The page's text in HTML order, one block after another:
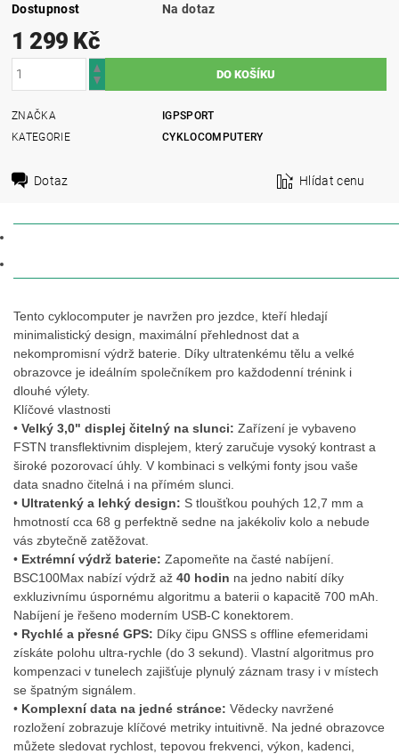
Dostupnost Na dotaz
1 299 Kč
ZNAČKA
IGPSPORT
KATEGORIE
CYKLOCOMPUTERY
Dotaz Hlídat cenu
Tento cyklocomputer je navržen pro jezdce, kteří hledají
minimalistický design, maximální přehlednost dat a
nekompromisní výdrž baterie. Díky ultratenkému tělu a velké
obrazovce je ideálním společníkem pro každodenní trénink i
dlouhé výlety.
Klíčové vlastnosti
• Velký 3,0" displej čitelný na slunci: Zařízení je vybaveno
FSTN transflektivnim displejem, který zaručuje vysoký kontrast a
široké pozorovací úhly. V kombinaci s velkými fonty jsou vaše
data snadno čitelná i na přímém slunci.
• Ultratenký a lehký design: S tloušťkou pouhých 12,7 mm a
hmotností cca 68 g perfektně sedne na jakékoliv kolo a nebude
vás zbytečně zatěžovat
• Extrémní výdrž baterie: Zapomeňte na časté nabíjení.
BSC100Max nabízí výdrž až 40 hodin na jedno nabití díky
exkluzivnímu úspornému algoritmu a baterii o kapacitě 700 mAh
Nabíjení je řešeno moderním USB-C konektorem
• Rychlé a přesné GPS: Díky čipu GNSS s offline efemeridami
získáte polohu ultra-rychle (do 3 sekund). Vlastní algoritmus pro
kompenzaci v tunelech zajišťuje plynulý záznam trasy i v místech
se špatným signálem
• Komplexní data na jedné stránce: Vědecky navržené
rozložení zobrazuje klíčové metriky intuitivně. Na jedné obrazovce
můžete sledovat rychlost, tepovou frekvenci, výkon, kadenci,